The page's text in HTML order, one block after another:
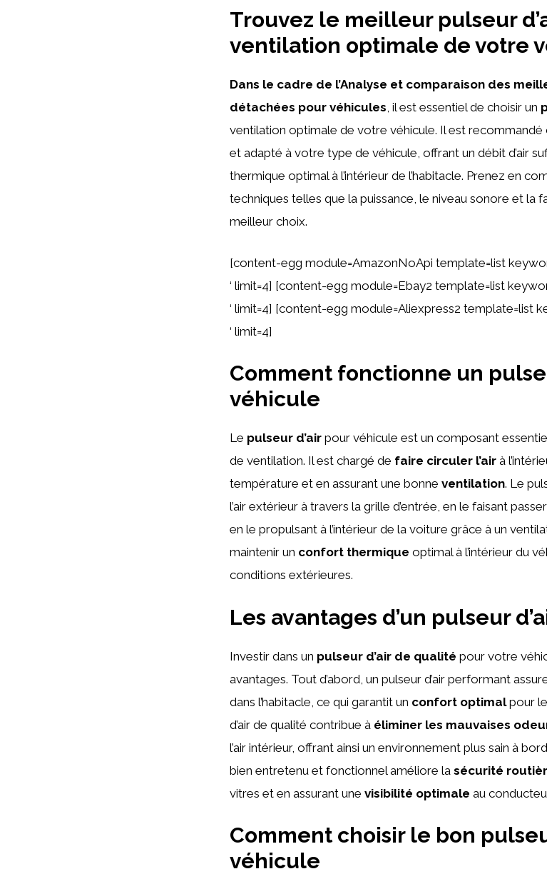
Trouvez le meilleur pulseur
ventilation optimale de votre
Dans le cadre de l’Analyse et comparaison des
détachées pour véhicules, il est essentiel de choisir un
ventilation optimale de votre véhicule. Il est
et adapté à votre type de véhicule, offrant un débit d’air
thermique optimal à l’intérieur de l’habitacle. Prenez en
techniques telles que la puissance, le niveau sonore et la
meilleur choix.
[content-egg module=AmazonNoApi template=list
‘ limit=4] [content-egg module=Ebay2 template=list
‘ limit=4] [content-egg module=Aliexpress2 template=list
‘ limit=4]
Comment fonctionne un
véhicule
Le pulseur d’air pour véhicule est un composant
de ventilation. Il est chargé de faire circuler l’air à
température et en assurant une bonne ventilation. Le
l’air extérieur à travers la grille d’entrée, en le faisant
en le propulsant à l’intérieur de la voiture grâce à un
maintenir un confort thermique optimal à l’intérieur du
conditions extérieures.
Les avantages d’un pulseur
Investir dans un pulseur d’air de qualité pour votre
avantages. Tout d’abord, un pulseur d’air performant
dans l’habitacle, ce qui garantit un confort optimalpour
d’air de qualité contribue à éliminer les mauvaises
l’air intérieur, offrant ainsi un environnement plus sain à
bien entretenu et fonctionnel améliore la sécurité
vitres et en assurant une visibilité optimale au
Comment choisir le bon
véhicule